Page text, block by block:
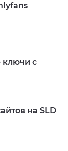
ключи с
на SLD